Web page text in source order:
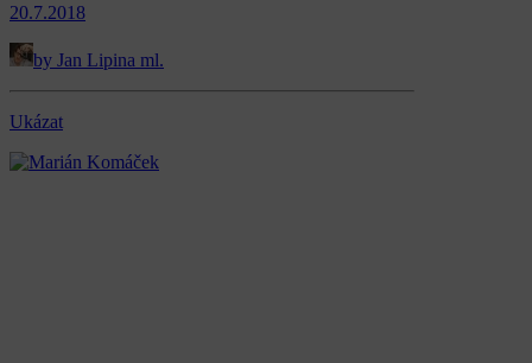
20.7.2018
by Jan Lipina ml.
Ukázat